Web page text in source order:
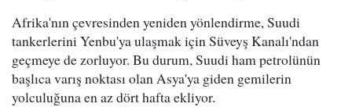
Afrika'nın çevresinden yeniden yönlendirme, Suudi
tankerlerini Yenbu'ya ulaşmak için Süveyş Kanalı'ndan
geçmeye de zorluyor. Bu durum, Suudi ham petrolünün
başlıca varış noktası olan Asya'ya giden gemilerin
yolculuğuna en az dört hafta ekliyor.